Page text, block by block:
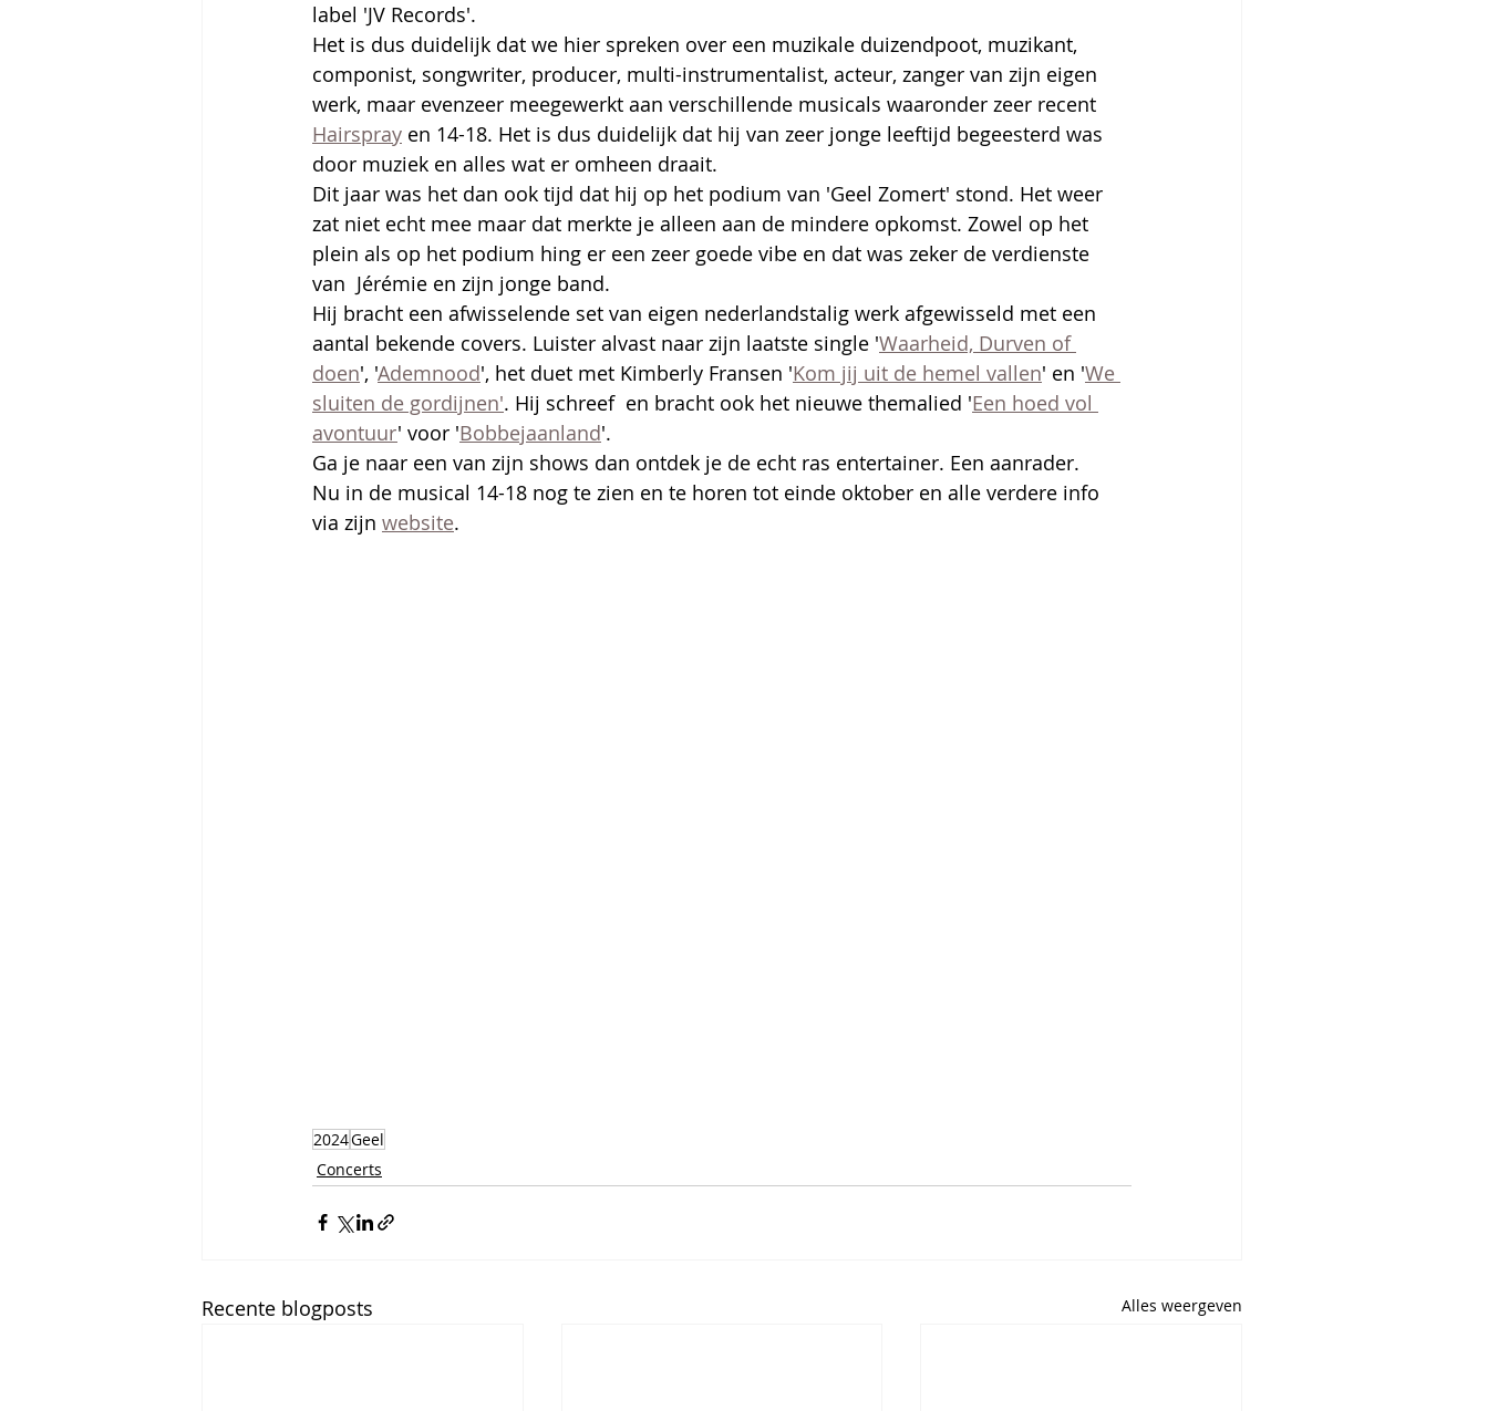
label 'JV Records'.
Het is dus duidelijk dat we hier spreken over een muzikale duizendpoot, muzikant,
componist, songwriter, producer, multi-instrumentalist, acteur, zanger van zijn eigen
werk, maar evenzeer meegewerkt aan verschillende musicals waaronder zeer recent
Hairspray en 14-18. Het is dus duidelijk dat hij van zeer jonge leeftijd begeesterd was
door muziek en alles wat er omheen draait.
Dit jaar was het dan ook tijd dat hij op het podium van 'Geel Zomert' stond. Het weer
zat niet echt mee maar dat merkte je alleen aan de mindere opkomst. Zowel op het
plein als op het podium hing er een zeer goede vibe en dat was zeker de verdienste
van  Jérémie en zijn jonge band.
Hij bracht een afwisselende set van eigen nederlandstalig werk afgewisseld met een
aantal bekende covers. Luister alvast naar zijn laatste single 'Waarheid, Durven of
doen', 'Ademnood', het duet met Kimberly Fransen 'Kom jij uit de hemel vallen' en 'We
sluiten de gordijnen'. Hij schreef  en bracht ook het nieuwe themalied 'Een hoed vol
avontuur' voor 'Bobbejaanland'.
Ga je naar een van zijn shows dan ontdek je de echt ras entertainer. Een aanrader.
Nu in de musical 14-18 nog te zien en te horen tot einde oktober en alle verdere info
via zijn website.
2024Geel
Concerts
Recente blogposts Alles weergeven